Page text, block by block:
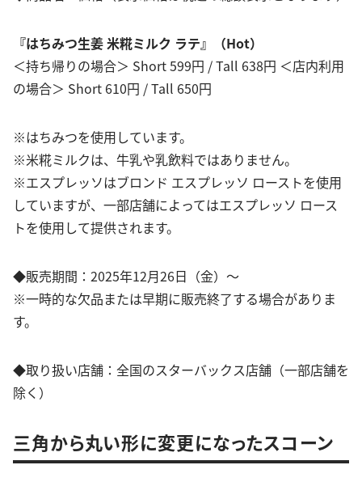
『はちみつ生姜 米糀ミルク ラテ』（Hot）
＜持ち帰りの場合＞ Short 599円 / Tall 638円 ＜店内利用
の場合＞ Short 610円 / Tall 650円
※はちみつを使用しています。
※米糀ミルクは、牛乳や乳飲料ではありません。
※エスプレッソはブロンド エスプレッソ ローストを使用
していますが、一部店舗によってはエスプレッソ ロース
トを使用して提供されます。
◆販売期間：2025年12月26日（金）～
※一時的な欠品または早期に販売終了する場合がありま
す。
◆取り扱い店舗：全国のスターバックス店舗（一部店舗を
除く）
三角から丸い形に変更になったスコーン